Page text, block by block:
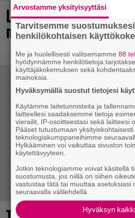
Loistopeli Steamistä
mutta pidä kiirettä
Arvostamme yksityisyyttäsi
Tarvitsemme
henkilökohtaisen
Me ja huolellisesti valitsemamme88
hyödynnämme henkilötietoja
käyttäjäkokemuksen sekä
mainoksia.
Hyväksymällä suostut tietojesi
Käytämme laitetunnisteita ja
laitteellesi saadaksemme tietoja
vierailit, IP-osoitteestasi sekä laitteesi
Pääset tutustumaan
teknologiakumppaneihimme
Hylkääminen voi vaikuttaa sivuston
käytettävyyteen.
Jotkin teknologiamme voivat käsitellä
suostumusta, jos niillä on siihen
vastustaa tätä tai muuttaa asetuksiasi
seuraavalla välilehdellä.
Hyväksyn kaikki